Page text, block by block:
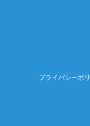
プライバシーポ